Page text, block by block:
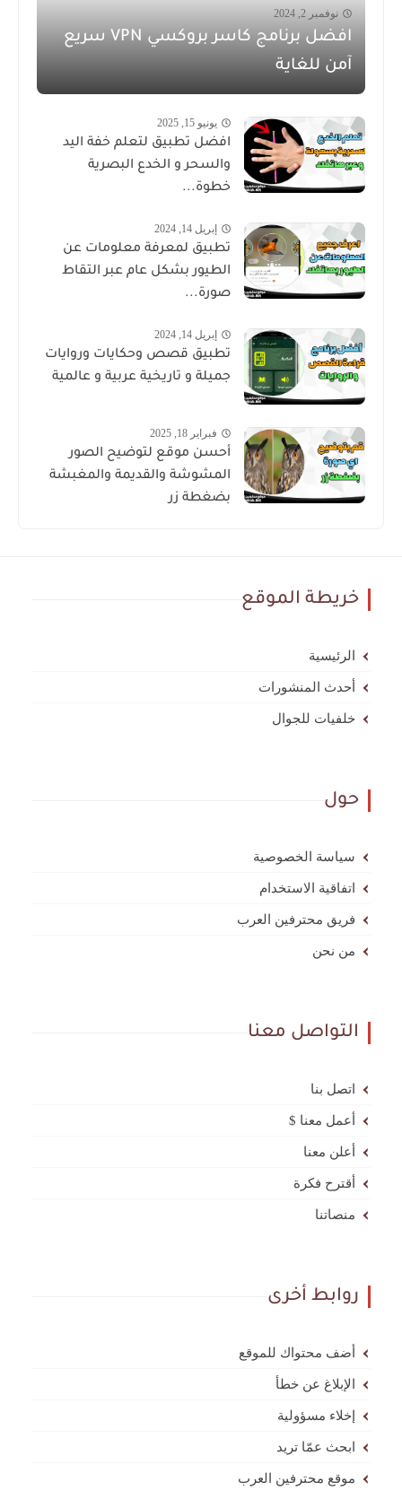
نوفمبر 2, 2024
افضل برنامج كاسر بروكسي VPN سريع
آمن للغاية
يونيو 15, 2025
افضل تطبيق لتعلم خفة اليد
والسحر و الخدع البصرية
خطوة...
إبريل 14, 2024
تطبيق لمعرفة معلومات عن
الطيور بشكل عام عبر التقاط
صورة...
إبريل 14, 2024
تطبيق قصص وحكايات وروايات
جميلة و تاريخية عربية و عالمية
فبراير 18, 2025
أحسن موقع لتوضيح الصور
المشوشة والقديمة والمغبشة
بضغطة زر
خريطة الموقع
الرئيسية
أحدث المنشورات
خلفيات للجوال
حول
سياسة الخصوصية
اتفاقية الاستخدام
فريق محترفين العرب
من نحن
التواصل معنا
اتصل بنا
أعمل معنا $
أعلن معنا
أقترح فكرة
منصاتنا
روابط أخرى
أضف محتواك للموقع
الإبلاغ عن خطأ
إخلاء مسؤولية
ابحث عمّا تريد
موقع محترفين العرب